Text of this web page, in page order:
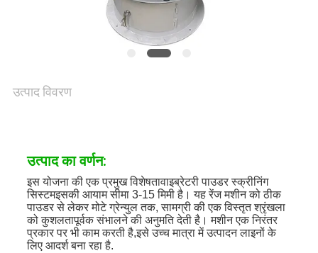
नीति
उत्पाद विवरण
उत्पाद का वर्णन:
इस योजना की एक प्रमुख विशेषतावाइब्रेटरी पाउडर स्क्रीनिंग
सिस्टमइसकी आयाम सीमा 3-15 मिमी है। यह रेंज मशीन को ठीक
पाउडर से लेकर मोटे ग्रेन्युल तक, सामग्री की एक विस्तृत श्रृंखला
को कुशलतापूर्वक संभालने की अनुमति देती है। मशीन एक निरंतर
प्रकार पर भी काम करती है,इसे उच्च मात्रा में उत्पादन लाइनों के
लिए आदर्श बना रहा है.